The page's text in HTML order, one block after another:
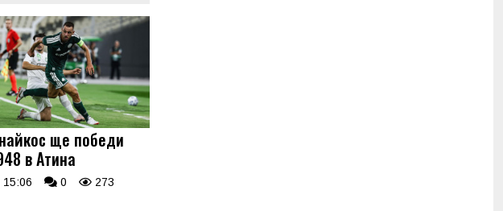
ще победи
в Атина
15:06 0 273